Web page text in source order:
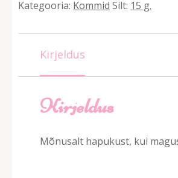
Kategooria: Kommid Silt: 15 g.
Kirjeldus
Kirjeldus
Mõnusalt hapukust, kui